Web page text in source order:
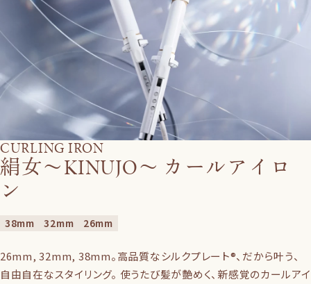
CURLING IRON
絹女〜KINUJO〜 カールアイロ
ン
38mm 32mm 26mm
26mm, 32mm, 38mm。高品質なシルクプレート®、だから叶う、
自由自在なスタイリング。 使うたび髪が艶めく、新感覚のカールアイ